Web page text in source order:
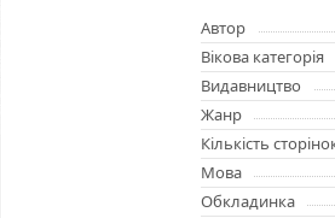
Автор
Вікова категорія
Видавництво
Жанр
Кількість
Мова
Обкладинка